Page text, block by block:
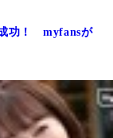
功！ myfansが